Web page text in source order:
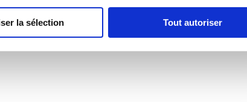
la sélection Tout autoriser